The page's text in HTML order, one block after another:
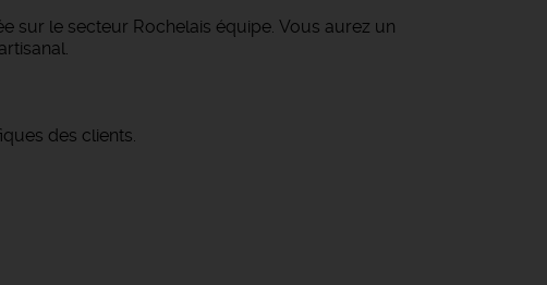
sur le secteur Rochelais équipe. Vous aurez un
des clients.